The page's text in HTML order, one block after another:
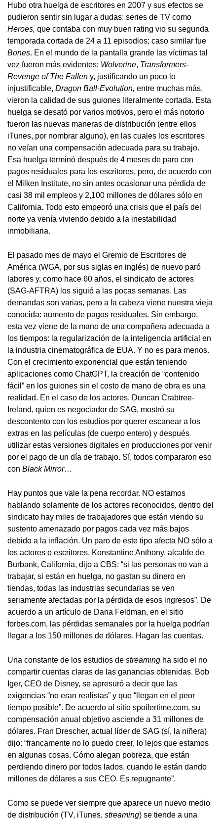
Hubo otra huelga de escritores en 2007 y sus efectos se
pudieron sentir sin lugar a dudas: series de TV como
Heroes, que contaba con muy buen rating vio su segunda
temporada cortada de 24 a 11 episodios; caso similar fue
Bones. En el mundo de la pantalla grande las víctimas tal
vez fueron más evidentes: Wolverine, Transformers-
Revenge of The Fallen y, justificando un poco lo
injustificable, Dragon Ball-Evolution, entre muchas más,
vieron la calidad de sus guiones literalmente cortada. Esta
huelga se desató por varios motivos, pero el más notorio
fueron las nuevas maneras de distribución (entre ellos
iTunes, por nombrar alguno), en las cuales los escritores
no veían una compensación adecuada para su trabajo.
Esa huelga terminó después de 4 meses de paro con
pagos residuales para los escritores, pero, de acuerdo con
el Milken Institute, no sin antes ocasionar una pérdida de
casi 38 mil empleos y 2,100 millones de dólares sólo en
California. Todo esto empeoró una crisis que el país del
norte ya venía viviendo debido a la inestabilidad
inmobiliaria.
El pasado mes de mayo el Gremio de Escritores de
América (WGA, por sus siglas en inglés) de nuevo paró
labores y, como hace 60 años, el sindicato de actores
(SAG-AFTRA) los siguió a las pocas semanas. Las
demandas son varias, pero a la cabeza viene nuestra vieja
conocida: aumento de pagos residuales. Sin embargo,
esta vez viene de la mano de una compañera adecuada a
los tiempos: la regularización de la inteligencia artificial en
la industria cinematográfica de EUA. Y no es para menos.
Con el crecimiento exponencial que están teniendo
aplicaciones como ChatGPT, la creación de “contenido
fácil” en los guiones sin el costo de mano de obra es una
realidad. En el caso de los actores, Duncan Crabtree-
Ireland, quien es negociador de SAG, mostró su
descontento con los estudios por querer escanear a los
extras en las películas (de cuerpo entero) y después
utilizar estas versiones digitales en producciones por venir
por el pago de un día de trabajo. Sí, todos compararon eso
con Black Mirror…
Hay puntos que vale la pena recordar. NO estamos
hablando solamente de los actores reconocidos, dentro del
sindicato hay miles de trabajadores que están viendo su
sustento amenazado por pagos cada vez más bajos
debido a la inflación. Un paro de este tipo afecta NO sólo a
los actores o escritores, Konstantine Anthony, alcalde de
Burbank, California, dijo a CBS: “si las personas no van a
trabajar, si están en huelga, no gastan su dinero en
tiendas, todas las industrias secundarias se ven
seriamente afectadas por la pérdida de esos ingresos”. De
acuerdo a un artículo de Dana Feldman, en el sitio
forbes.com, las pérdidas semanales por la huelga podrían
llegar a los 150 millones de dólares. Hagan las cuentas.
Una constante de los estudios de streaming ha sido el no
compartir cuentas claras de las ganancias obtenidas. Bob
Iger, CEO de Disney, se apresuró a decir que las
exigencias “no eran realistas” y que “llegan en el peor
tiempo posible”. De acuerdo al sitio spoilertime.com, su
compensación anual objetivo asciende a 31 millones de
dólares. Fran Drescher, actual líder de SAG (sí, la niñera)
dijo: “francamente no lo puedo creer, lo lejos que estamos
en algunas cosas. Cómo alegan pobreza, que están
perdiendo dinero por todos lados, cuando le están dando
millones de dólares a sus CEO. Es repugnante”.
Como se puede ver siempre que aparece un nuevo medio
de distribución (TV, iTunes, streaming) se tiende a una